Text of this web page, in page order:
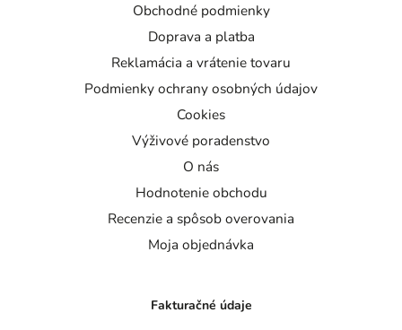
Obchodné podmienky
Doprava a platba
Reklamácia a vrátenie tovaru
Podmienky ochrany osobných údajov
Cookies
Výživové poradenstvo
O nás
Hodnotenie obchodu
Recenzie a spôsob overovania
Moja objednávka
Fakturačné údaje